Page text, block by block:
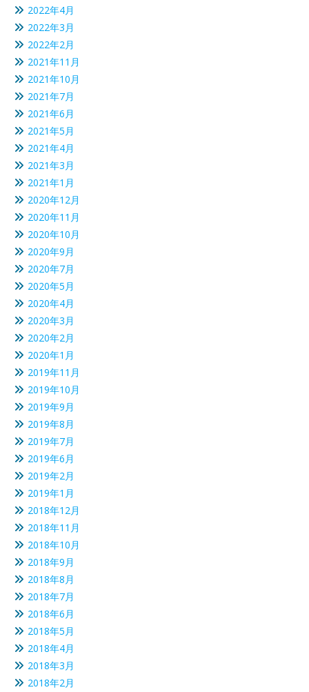
2022年4月
2022年3月
2022年2月
2021年11月
2021年10月
2021年7月
2021年6月
2021年5月
2021年4月
2021年3月
2021年1月
2020年12月
2020年11月
2020年10月
2020年9月
2020年7月
2020年5月
2020年4月
2020年3月
2020年2月
2020年1月
2019年11月
2019年10月
2019年9月
2019年8月
2019年7月
2019年6月
2019年2月
2019年1月
2018年12月
2018年11月
2018年10月
2018年9月
2018年8月
2018年7月
2018年6月
2018年5月
2018年4月
2018年3月
2018年2月